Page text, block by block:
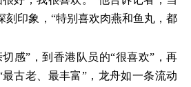
刻印象，“特别喜欢肉燕和鱼丸，都
感”，到香港队员的“很喜欢”，再
古老、最丰富”，龙舟如一条流动